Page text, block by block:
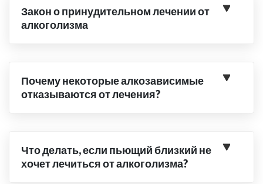
Закон о принудительном лечении от
алкоголизма
Почему некоторые алкозависимые
отказываются от лечения?
Что делать, если пьющий близкий не
хочет лечиться от алкоголизма?